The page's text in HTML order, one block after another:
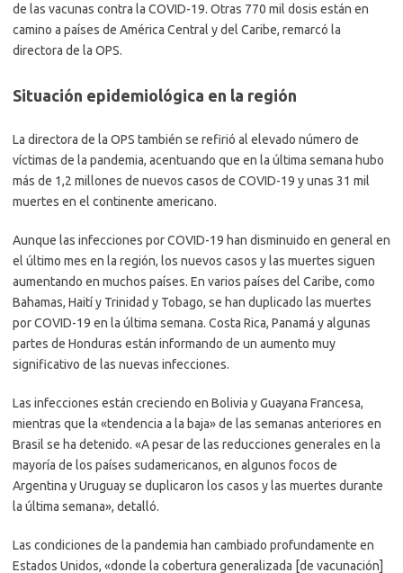
de las vacunas contra la COVID-19. Otras 770 mil dosis están en
camino a países de América Central y del Caribe, remarcó la
directora de la OPS.
Situación epidemiológica en la región
La directora de la OPS también se refirió al elevado número de
víctimas de la pandemia, acentuando que en la última semana hubo
más de 1,2 millones de nuevos casos de COVID-19 y unas 31 mil
muertes en el continente americano.
Aunque las infecciones por COVID-19 han disminuido en general en
el último mes en la región, los nuevos casos y las muertes siguen
aumentando en muchos países. En varios países del Caribe, como
Bahamas, Haití y Trinidad y Tobago, se han duplicado las muertes
por COVID-19 en la última semana. Costa Rica, Panamá y algunas
partes de Honduras están informando de un aumento muy
significativo de las nuevas infecciones.
Las infecciones están creciendo en Bolivia y Guayana Francesa,
mientras que la «tendencia a la baja» de las semanas anteriores en
Brasil se ha detenido. «A pesar de las reducciones generales en la
mayoría de los países sudamericanos, en algunos focos de
Argentina y Uruguay se duplicaron los casos y las muertes durante
la última semana», detalló.
Las condiciones de la pandemia han cambiado profundamente en
Estados Unidos, «donde la cobertura generalizada [de vacunación]